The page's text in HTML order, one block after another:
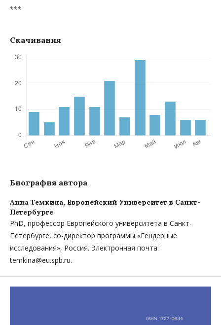
***
Скачивания
Биография автора
Анна Темкина, Европейский Университет в Санкт-
Петербурге
PhD, профессор Европейского университета в Санкт-
Петербурге, со-директор программы «Гендерные
исследования», Россия. Электронная почта:
temkina@eu.spb.ru.